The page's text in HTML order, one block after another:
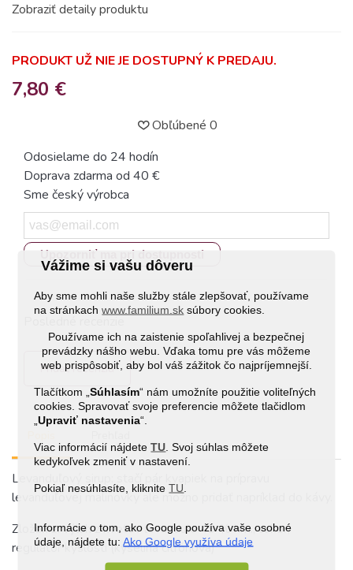
Vážime si vašu dôveru
Aby sme mohli naše služby stále zlepšovať, používame
na stránkachwww.familium.sk súbory cookies.
Používame ich na zaistenie spoľahlivej a bezpečnej
prevádzky nášho webu. Vďaka tomu pre vás môžeme
web prispôsobiť, aby bol váš zážitok čo najpríjemnejší.
Tlačítkom „Súhlasím“ nám umožníte použitie voliteľných
cookies. Spravovať svoje preferencie môžete tlačidlom
„Upraviť nastavenia“.
Viac informácií nájdete TU . Svoj súhlas môžete
kedykoľvek zmeniť v nastavení.
Pokiaľ nesúhlasíte, klikniteTU
Informácie o tom, ako Google používa vaše osobné
údaje, nájdete tu:Ako Google využíva údaje
Zobraziť detaily produktu
PRODUKT UŽ NIE JE DOSTUPNÝ K PREDAJU.
7,80 €
Obľúbené 0
Odosielame do 24 hodín
Doprava zdarma od 40 €
Sme český výrobca
Upozorniť ma pri dostupnosti
Levanduľový sirup: stačí pár kvapiek na prípravu
levanduľovej malinovky ale možno pridať napríklad do kávy.
Zloženie: výluh z kvetov levandule 49 % hm., cukor,
regulátor kyslosti (kyselina citrónová)
Pridať recenziu